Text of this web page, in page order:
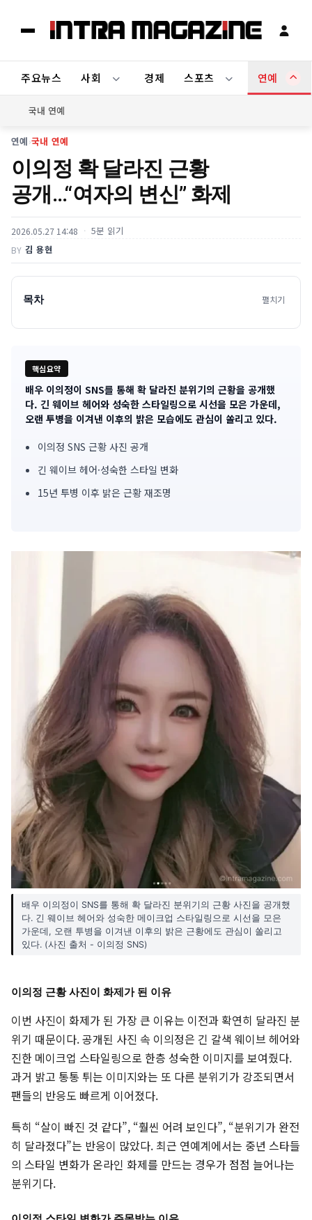
주요뉴스 사회 경제 스포츠 연예
국내 연예
연예›국내 연예
이의정 확 달라진 근황
공개…“여자의 변신” 화제
2026.05.27 14:48 5분 읽기
BY 김 용현
목차 펼치기
핵심요약
기
사
핵
심
배우 이의정이 SNS를 통해 확 달라진 분위기의 근황을 공개했
다. 긴 웨이브 헤어와 성숙한 스타일링으로 시선을 모은 가운데,
오랜 투병을 이겨낸 이후의 밝은 모습에도 관심이 쏠리고 있다.
이의정 SNS 근황 사진 공개
긴 웨이브 헤어·성숙한 스타일 변화
15년 투병 이후 밝은 근황 재조명
배우 이의정이 SNS를 통해 확 달라진 분위기의 근황 사진을 공개했
다. 긴 웨이브 헤어와 성숙한 메이크업 스타일링으로 시선을 모은
가운데, 오랜 투병을 이겨낸 이후의 밝은 근황에도 관심이 쏠리고
있다. (사진 출처 - 이의정 SNS)
이의정 근황 사진이 화제가 된 이유
이번 사진이 화제가 된 가장 큰 이유는 이전과 확연히 달라진 분
위기 때문이다. 공개된 사진 속 이의정은 긴 갈색 웨이브 헤어와
진한 메이크업 스타일링으로 한층 성숙한 이미지를 보여줬다.
과거 밝고 통통 튀는 이미지와는 또 다른 분위기가 강조되면서
팬들의 반응도 빠르게 이어졌다.
특히 “살이 빠진 것 같다”, “훨씬 어려 보인다”, “분위기가 완전
히 달라졌다”는 반응이 많았다. 최근 연예계에서는 중년 스타들
의 스타일 변화가 온라인 화제를 만드는 경우가 점점 늘어나는
분위기다.